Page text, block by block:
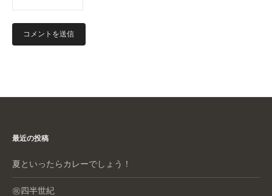
最近の投稿
夏といったらカレーでしょう！
㊗️四半世紀